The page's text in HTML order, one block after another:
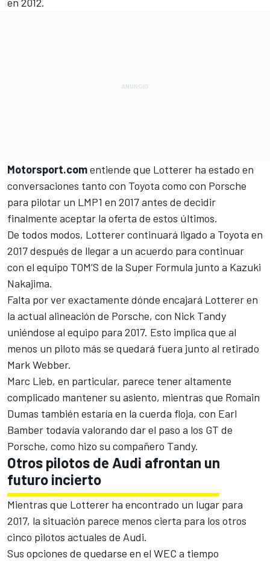
Motorsport.comentiende que Lotterer ha estado en
conversaciones tanto con Toyota como con Porsche
para pilotar un LMP1 en 2017 antes de decidir
finalmente aceptar la oferta de estos últimos.
De todos modos, Lotterer continuará ligado a Toyota en
2017 después de llegar a un acuerdo para continuar
con el equipo TOM’S de la Super Formula junto a Kazuki
Nakajima.
Falta por ver exactamente dónde encajará Lotterer en
la actual alineación de Porsche, con Nick Tandy
uniéndose al equipo para 2017. Esto implica que al
menos un piloto más se quedará fuera junto al retirado
Mark Webber.
Marc Lieb, en particular, parece tener altamente
complicado mantener su asiento, mientras que Romain
Dumas también estaría en la cuerda floja, con Earl
Bamber todavía valorando dar el paso a los GT de
Porsche, como hizo su compañero Tandy.
Otros pilotos de Audi afrontan un
futuro incierto
Mientras que Lotterer ha encontrado un lugar para
2017, la situación parece menos cierta para los otros
cinco pilotos actuales de Audi.
Sus opciones de quedarse en el WEC a tiempo